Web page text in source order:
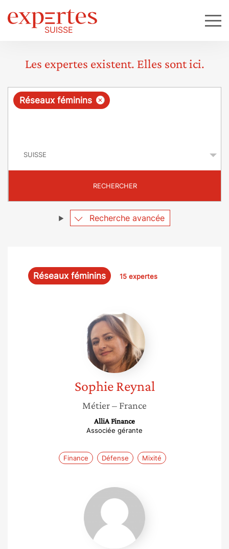
Les expertes existent. Elles sont ici.
R
ê
e
×
Réseaux féminins
RECHERCHER
Recherche avancée
Réseaux féminins 15 expertes
Sophie
Reynal
Sophie Reynal
Métier– France
AlliA Finance
Associée gérante
Finance Défense Mixité
Tatiana
Mossot